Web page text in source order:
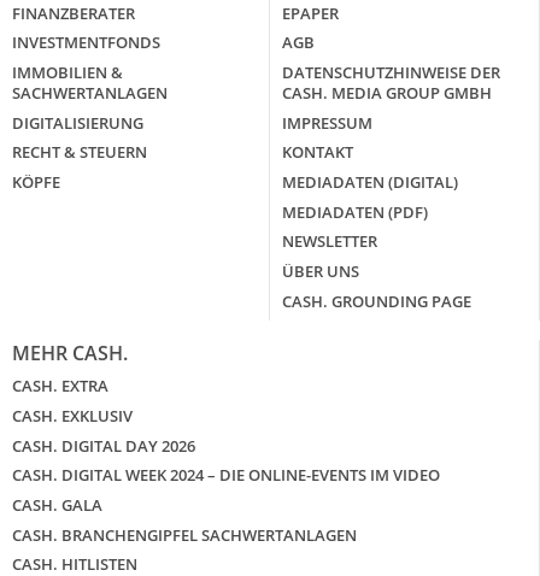
FINANZBERATER
INVESTMENTFONDS
IMMOBILIEN &
SACHWERTANLAGEN
DIGITALISIERUNG
RECHT & STEUERN
KÖPFE
EPAPER
AGB
DATENSCHUTZHINWEISE DER
CASH. MEDIA GROUP GMBH
IMPRESSUM
KONTAKT
MEDIADATEN (DIGITAL)
MEDIADATEN (PDF)
NEWSLETTER
ÜBER UNS
CASH. GROUNDING PAGE
MEHR CASH.
CASH. EXTRA
CASH. EXKLUSIV
CASH. DIGITAL DAY 2026
CASH. DIGITAL WEEK 2024 – DIE ONLINE-EVENTS IM VIDEO
CASH. GALA
CASH. BRANCHENGIPFEL SACHWERTANLAGEN
CASH. HITLISTEN